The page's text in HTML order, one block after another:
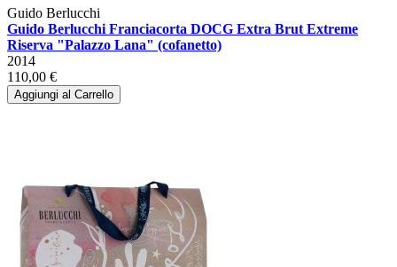
Guido Berlucchi
Guido Berlucchi Franciacorta DOCG Extra Brut Extreme
Riserva "Palazzo Lana" (cofanetto)
2014
110,00 €
Aggiungi al Carrello